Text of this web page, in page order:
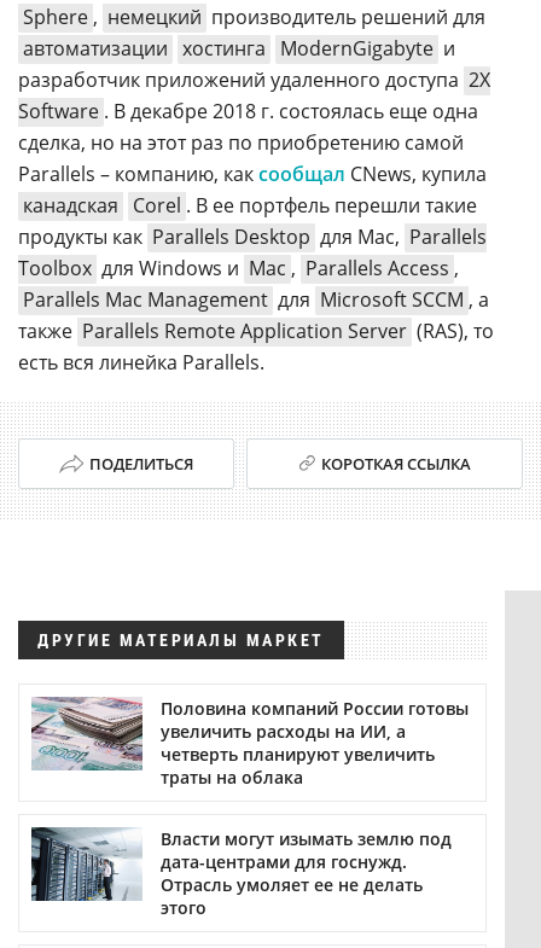
Sphere , немецкий производитель решений для
автоматизации хостинга ModernGigabyte и
разработчик приложений удаленного доступа 2X
Software . В декабре 2018 г. состоялась еще одна
сделка, но на этот раз по приобретению самой
Parallels – компанию, каксообщал CNews, купила
канадская
Corel . В ее портфель перешли такие
продукты как Parallels Desktop для Mac, Parallels
Toolbox для Windows и Mac , Parallels Access ,
Parallels Mac Management для Microsoft SCCM , а
также Parallels Remote Application Server (RAS), то
есть вся линейка Parallels.
ПОДЕЛИТЬСЯ КОРОТКАЯ ССЫЛКА
ДРУГИЕ МАТЕРИАЛЫ МАРКЕТ
Половина компаний России готовы
увеличить расходы на ИИ, а
четверть планируют увеличить
траты на облака
Власти могут изымать землю под
дата-центрами для госнужд.
Отрасль умоляет ее не делать
этого